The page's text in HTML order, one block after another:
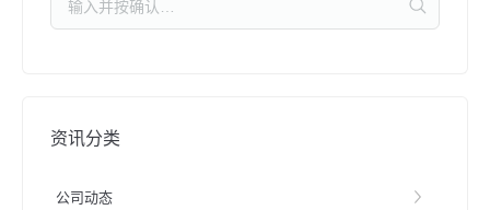
资讯分类
公司动态